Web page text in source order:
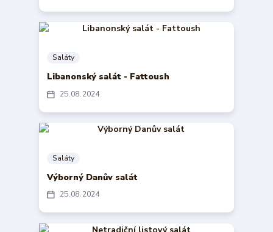
25 08 2024
Saláty
Libanonský salát - Fattoush
25 08 2024
Saláty
Výborný Danův salát